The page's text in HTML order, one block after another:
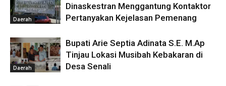
Daerah
Dinaskestran Menggantung Kontaktor
Pertanyakan Kejelasan Pemenang
Daerah
Bupati Arie Septia Adinata S.E. M.Ap
Tinjau Lokasi Musibah Kebakaran di
Desa Senali